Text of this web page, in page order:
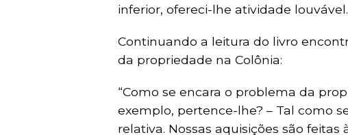
inferior, ofereci-lhe atividade
Continuando a leitura do livro
da propriedade na Colônia:
“Como se encara o problema da
exemplo, pertence-lhe? – Tal como
relativa. Nossas aquisições são